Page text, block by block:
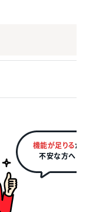
機能が足りるか
不安な方へ